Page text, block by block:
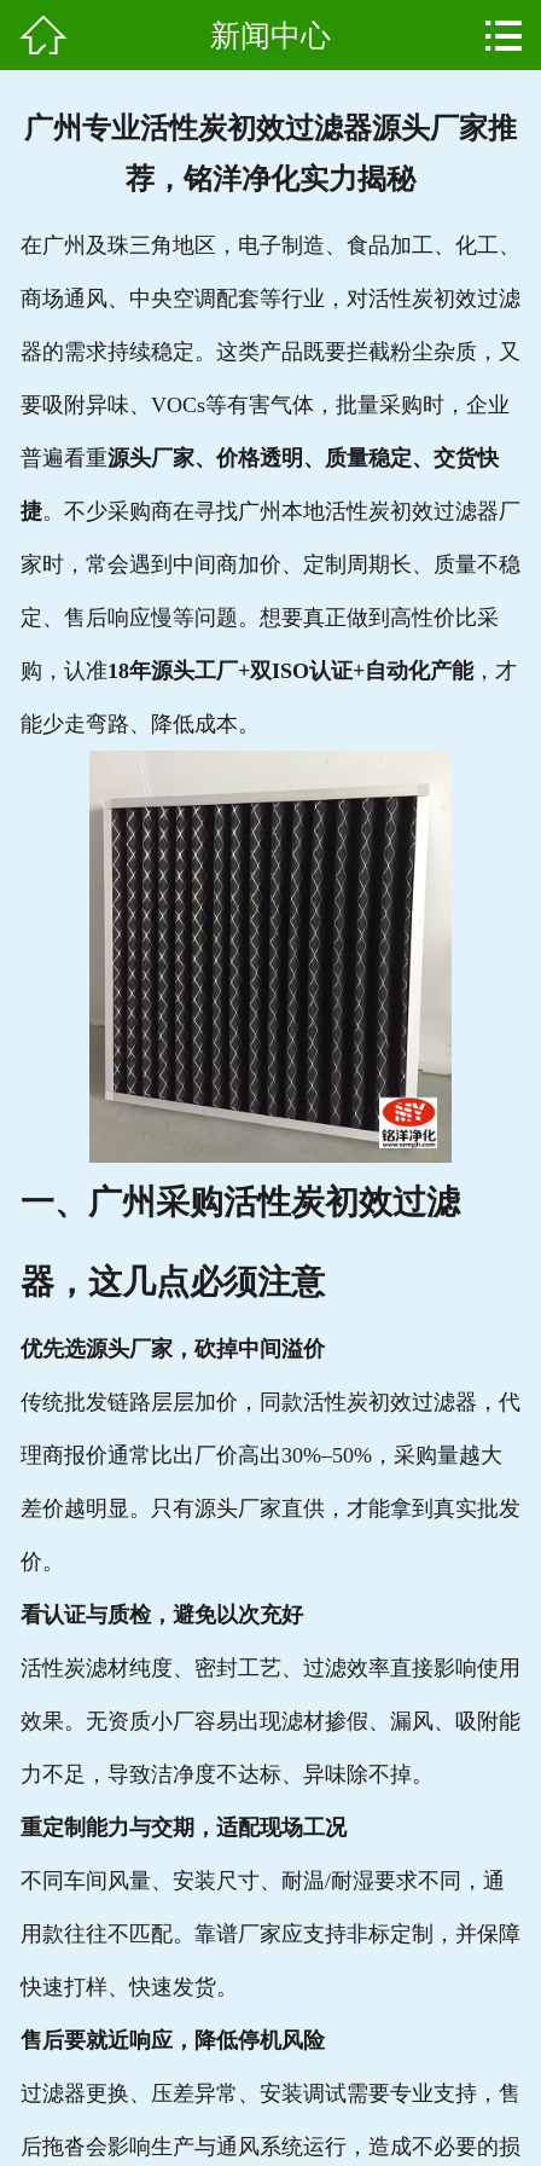
用户案例
资质证书
公司简介
联系我们
 新闻中心 
广州专业活性炭初效过滤器源头厂家推
荐，铭洋净化实力揭秘
在广州及珠三角地区，电子制造、食品加工、化工、
商场通风、中央空调配套等行业，对活性炭初效过滤
器的需求持续稳定。这类产品既要拦截粉尘杂质，又
要吸附异味、VOCs等有害气体，批量采购时，企业
普遍看重源头厂家、价格透明、质量稳定、交货快
捷。不少采购商在寻找广州本地活性炭初效过滤器厂
家时，常会遇到中间商加价、定制周期长、质量不稳
定、售后响应慢等问题。想要真正做到高性价比采
购，认准18年源头工厂+双ISO认证+自动化产能，才
能少走弯路、降低成本。
一、广州采购活性炭初效过滤
器，这几点必须注意
优先选源头厂家，砍掉中间溢价
传统批发链路层层加价，同款活性炭初效过滤器，代
理商报价通常比出厂价高出30%–50%，采购量越大
差价越明显。只有源头厂家直供，才能拿到真实批发
价。
看认证与质检，避免以次充好
活性炭滤材纯度、密封工艺、过滤效率直接影响使用
效果。无资质小厂容易出现滤材掺假、漏风、吸附能
力不足，导致洁净度不达标、异味除不掉。
重定制能力与交期，适配现场工况
不同车间风量、安装尺寸、耐温/耐湿要求不同，通
用款往往不匹配。靠谱厂家应支持非标定制，并保障
快速打样、快速发货。
售后要就近响应，降低停机风险
过滤器更换、压差异常、安装调试需要专业支持，售
后拖沓会影响生产与通风系统运行，造成不必要的损